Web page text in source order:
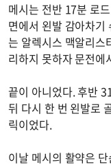
메시는 전반 17분 로
면에서 왼발 감아차기
는 알렉시스 맥알리스
리하지 못하자 문전에
끝이 아니었다. 후반
뒤 다시 한 번 왼발로
릭이었다.
이날 메시의 활약은